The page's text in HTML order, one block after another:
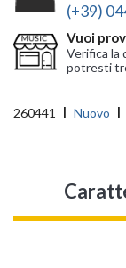
(+39)
Vuoi
Verifica la
potresti
260441 Nuovo